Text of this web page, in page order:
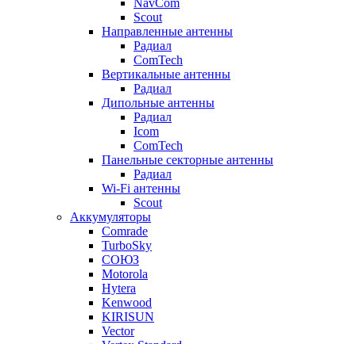
NavCom
Scout
Направленные антенны
Радиал
ComTech
Вертикальные антенны
Радиал
Дипольные антенны
Радиал
Icom
ComTech
Панельные секторные антенны
Радиал
Wi-Fi антенны
Scout
Аккумуляторы
Comrade
TurboSky
СОЮЗ
Motorola
Hytera
Kenwood
KIRISUN
Vector